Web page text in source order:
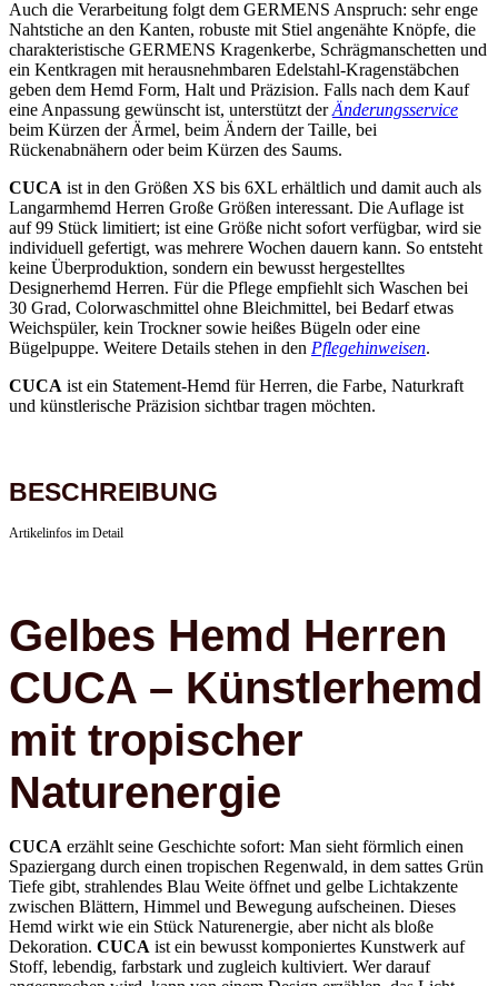
charakteristische GERMENS Kragenkerbe, Schrägmanschetten und
ein Kentkragen mit herausnehmbaren Edelstahl-Kragenstäbchen
geben dem Hemd Form, Halt und Präzision. Falls nach dem Kauf
eine Anpassung gewünscht ist, unterstützt derÄnderungsservice
beim Kürzen der Ärmel, beim Ändern der Taille, bei
Rückenabnähern oder beim Kürzen des Saums.
CUCAist in den Größen XS bis 6XL erhältlich und damit auch als
auf 99 Stück limitiert; ist eine Größe nicht sofort verfügbar, wird sie
individuell gefertigt, was mehrere Wochen dauern kann. So entsteht
keine Überproduktion, sondern ein bewusst hergestelltes
Designerhemd Herren. Für die Pflege empfiehlt sich Waschen bei
30 Grad, Colorwaschmittel ohne Bleichmittel, bei Bedarf etwas
Weichspüler, kein Trockner sowie heißes Bügeln oder eine
Bügelpuppe. Weitere Details stehen in denPflegehinweisen.
CUCAist ein Statement-Hemd für Herren, die Farbe, Naturkraft
Artikelinfos im Detail
CUCA – Künstlerhemd
mit tropischer
Naturenergie
erzählt seine Geschichte sofort: Man sieht förmlich einen
Tiefe gibt, strahlendes Blau Weite öffnet und gelbe Lichtakzente
zwischen Blättern, Himmel und Bewegung aufscheinen. Dieses
Hemd wirkt wie ein Stück Naturenergie, aber nicht als bloße
Dekoration.CUCAist ein bewusst komponiertes Kunstwerk auf
Stoff, lebendig, farbstark und zugleich kultiviert. Wer darauf
angesprochen wird, kann von einem Design erzählen, das Licht,
Pflanzen, Luft und Bewegung in eine tragbare Form übersetzt.